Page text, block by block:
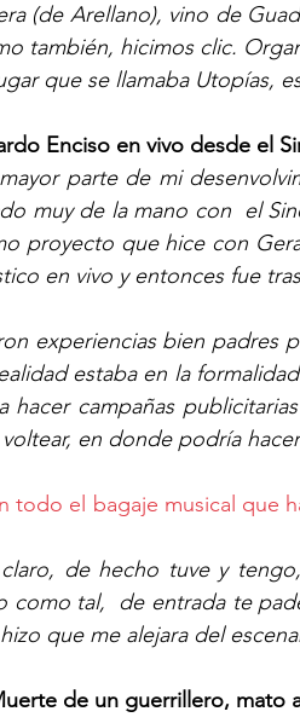
(de Arellano), vino de
también, hicimos clic.
que se llamaba Utopías,
Enciso en vivo desde el
mayor parte de mi
muy de la mano con  el
proyecto que hice con
en vivo y entonces fue
experiencias bien padres
estaba en la
hacer campañas
en donde podría
todo el bagaje musical que
de hecho tuve y
como tal,  de entrada te
que me alejara del
de un guerrillero, mato